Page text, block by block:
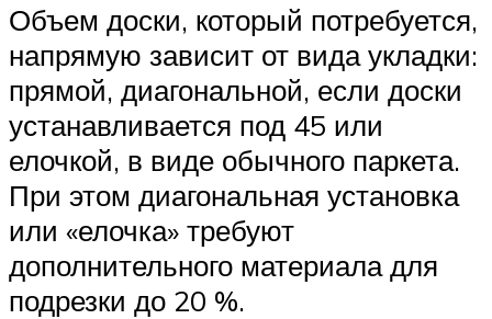
Объем доски, который потребуется,
напрямую зависит от вида укладки:
прямой, диагональной, если доски
устанавливается под 45 или
елочкой, в виде обычного паркета.
При этом диагональная установка
или «елочка» требуют
дополнительного материала для
подрезки до 20 %.